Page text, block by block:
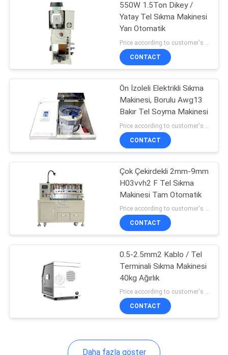
bant sarma
makinesi
Otomatik etiketleme
makinesi
12
Kablo Demeti Test
Cihazı
550W 1.5Ton Dikey /
Yatay Tel Sıkma Makinesi
Yarı Otomatik
CONTACT
Ön İzoleli Elektrikli Sıkma
Makinesi, Borulu Awg13
Bakır Tel Soyma Makinesi
CONTACT
Çok Çekirdekli 2mm-9mm
H03vvh2 F Tel Sıkma
Makinesi Tam Otomatik
Price according to customer's requirement MOQ:1 parça
CONTACT
0.5-2.5mm2 Kablo / Tel
Terminali Sıkma Makinesi
40kg Ağırlık
Price according to customer's requirement MOQ:1 parça
CONTACT
Daha fazla göster